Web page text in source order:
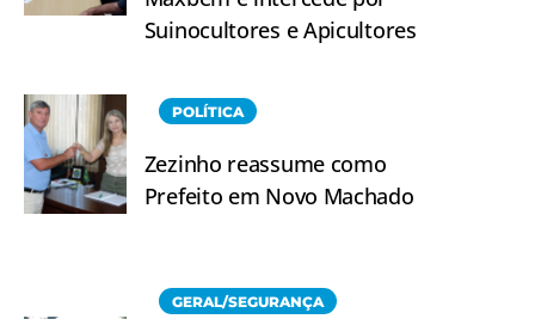
Suinocultores e Apicultores
POLÍTICA
Zezinho reassume como
Prefeito em Novo Machado
GERAL/SEGURANÇA